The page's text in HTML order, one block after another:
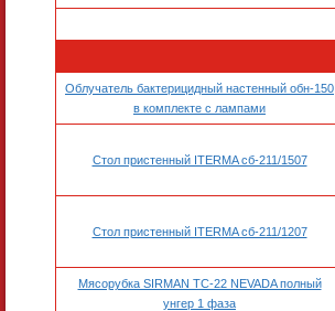
Облучатель бактерицидный настенный обн-150
в комплекте с лампами
Стол пристенный ITERMA сб-211/1507
Стол пристенный ITERMA сб-211/1207
Мясорубка SIRMAN TC-22 NEVADA полный
унгер 1 фаза